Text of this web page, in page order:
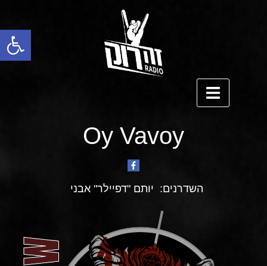
פתח סרגל נגישות
Oy Vavoy
השדרנים: יותם "דפיילר" אבני